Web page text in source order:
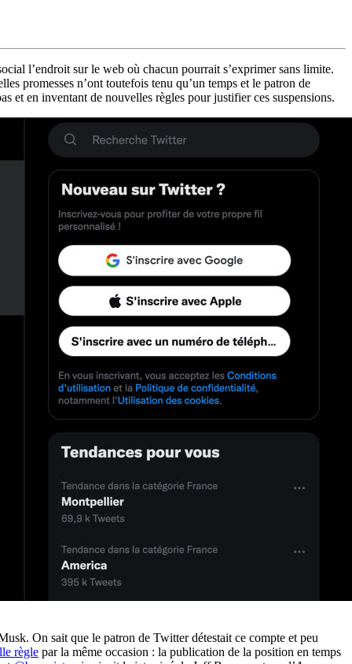
l’endroit sur le web où chacun pourrait s’exprimer sans limite.
promesses n’ont toutefois tenu qu’un temps et le patron de
et en inventant de nouvelles règles pour justifier ces suspensions.
On sait que le patron de Twitter détestait ce compte et peu
règle par la même occasion : la publication de la position en temps